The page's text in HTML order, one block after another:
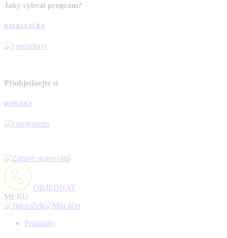
Jaký vybrat program?
KALKULAČKA
Přiobjednejte si
DOPLŇKY
OBJEDNAT
MENU
Programy